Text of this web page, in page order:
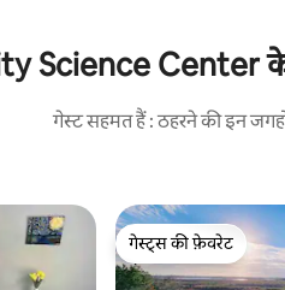
Science Center के
गेस्ट सहमत हैं : ठहरने की इन
गेस्ट्स की फ़ेवरेट
गेस्ट्स की फ़ेवरेट